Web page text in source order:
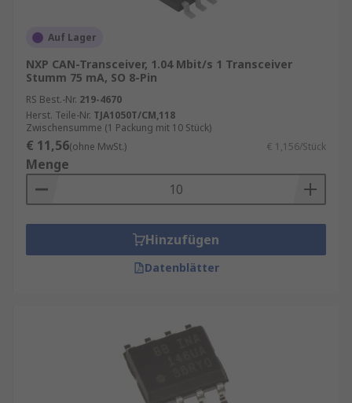
Automobilanwendungen eingesetzt. Diese Geräte
für Fabrikautomatisierungsmechanismen und
zur Unterstützung von halbleiterbasierten
Maschinen in einer Vielzahl von Branchen.
Vergleich integrierte und eigenständige
CAN-Schnittstellen
Es gibt zwei Arten von CAN-Schnittstellen:
Steuereinheiten auf dem CAN-Bus
(Netzwerksystem) vorhanden. Die
integrierte Steuereinheit benötigt weniger
Kommunikation mit dem Mikrocontroller.
Eigenständig, das heißt, es gibt eine
einzelne Steuereinheit auf dem CAN-Bus
(Netzwerksystem). Ein unabhängiger CAN-
Auf Lager
NXP CAN-Transceiver, 1.04 Mbit/s 1 Transceiver
Stumm 75 mA, SO 8-Pin
RS Best.-Nr. 219-4670
Herst. Teile-Nr. TJA1050T/CM,118
Zwischensumme (1 Packung mit 10 Stück)
€ 11,56(ohne MwSt.) € 1,156/Stück
Menge
Hinzufügen
Datenblätter